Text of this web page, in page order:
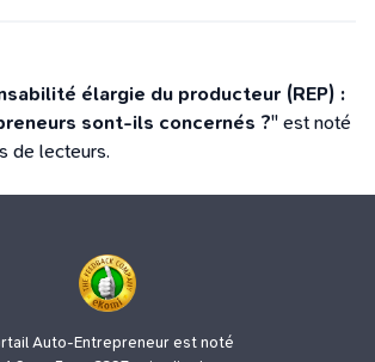
élargie du producteur (REP) :
sont-ils concernés ?" est noté
de lecteurs.
Auto-Entrepreneur est noté